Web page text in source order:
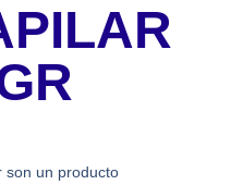
son un producto